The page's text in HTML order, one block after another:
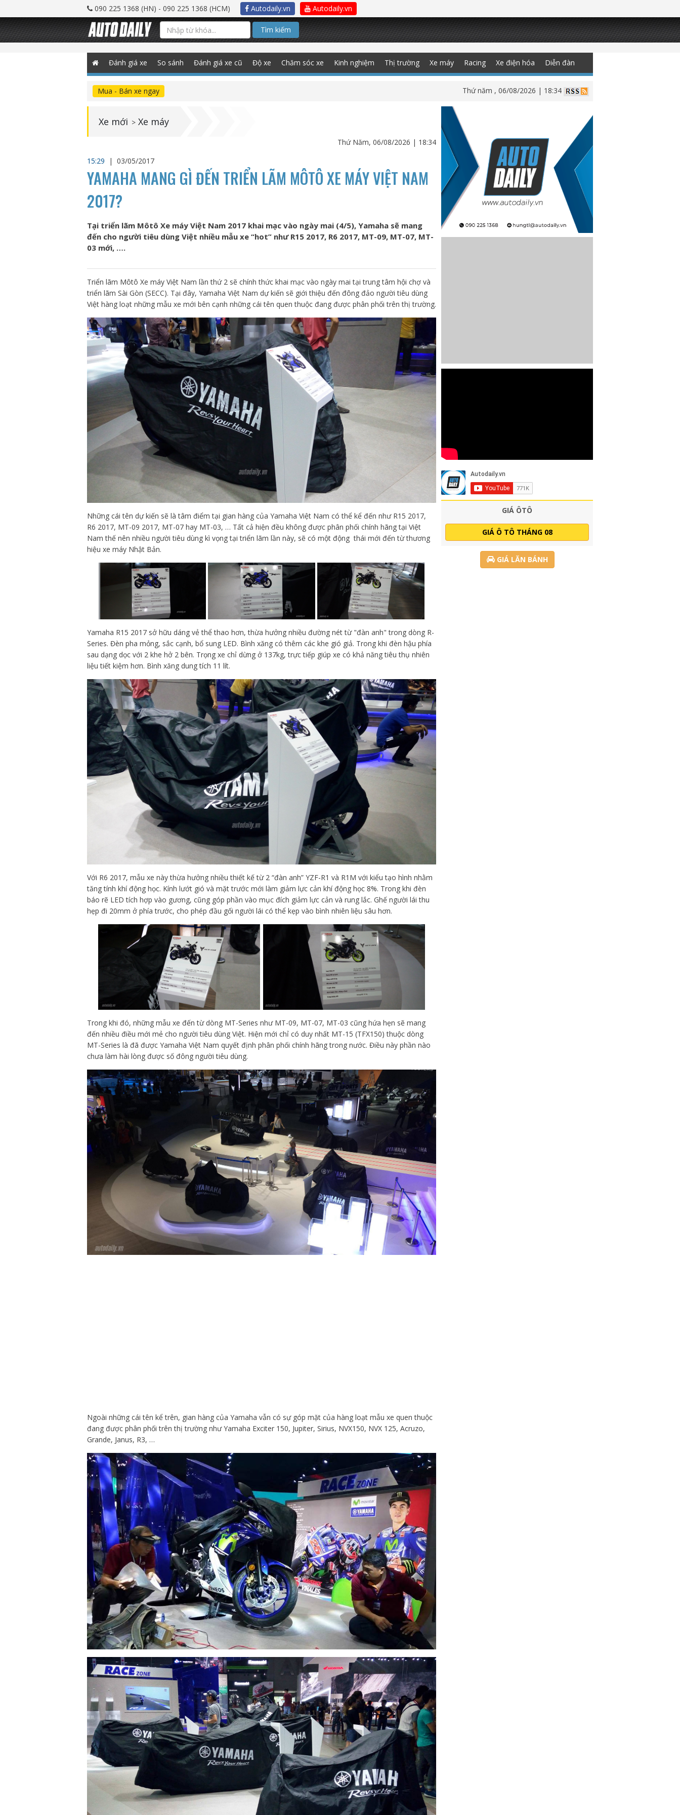
090 225 1368 (HN) - 090 225 1368 (HCM) Autodaily.vn Autodaily.vn
Tìm kiếm
Đánh giá xe So sánh Đánh giá xe cũ Độ xe Chăm sóc xe Kinh nghiệm Thị trường Xe máy Racing Xe điện hóa Diễn đàn
Mua - Bán xe ngay Thứ năm , 06/08/2026 | 18:34
Xe mới > Xe máy
Thứ Năm, 06/08/2026 | 18:34
15:29
| 03/05/2017
YAMAHA MANG GÌ ĐẾN TRIỂN LÃM MÔTÔ XE MÁY VIỆT NAM
2017?
Tại triển lãm Môtô Xe máy Việt Nam 2017 khai mạc vào ngày mai (4/5), Yamaha sẽ mang
đến cho người tiêu dùng Việt nhiều mẫu xe “hot” như R15 2017, R6 2017, MT-09, MT-07, MT-
03 mới, ….
Triển lãm Môtô Xe máy Việt Nam lần thứ 2 sẽ chính thức khai mạc vào ngày mai tại trung tâm hội chợ và
triển lãm Sài Gòn (SECC). Tại đây, Yamaha Việt Nam dự kiến sẽ giới thiệu đến đông đảo người tiêu dùng
Việt hàng loạt những mẫu xe mới bên cạnh những cái tên quen thuộc đang được phân phối trên thị trường.
Những cái tên dự kiến sẽ là tâm điểm tại gian hàng của Yamaha Việt Nam có thể kể đến như R15 2017,
R6 2017, MT-09 2017, MT-07 hay MT-03, … Tất cả hiện đều không được phân phối chính hãng tại Việt
Nam thế nên nhiều người tiêu dùng kì vọng tại triển lãm lần này, sẽ có một động thái mới đến từ thương
hiệu xe máy Nhật Bản.
Yamaha R15 2017 sở hữu dáng vẻ thể thao hơn, thừa hưởng nhiều đường nét từ "đàn anh" trong dòng R-
Series. Đèn pha mỏng, sắc cạnh, bổ sung LED. Bình xăng có thêm các khe gió giả. Trong khi đèn hậu phía
sau dạng dọc với 2 khe hở 2 bên. Trọng xe chỉ dừng ở 137kg, trực tiếp giúp xe có khả năng tiêu thụ nhiên
liệu tiết kiệm hơn. Bình xăng dung tích 11 lít.
Với R6 2017, mẫu xe này thừa hưởng nhiều thiết kế từ 2 “đàn anh” YZF-R1 và R1M với kiểu tạo hình nhằm
tăng tính khí động học. Kính lướt gió và mặt trước mới làm giảm lực cản khí động học 8%. Trong khi đèn
báo rẽ LED tích hợp vào gương, cũng góp phần vào mục đích giảm lực cản và rung lắc. Ghế người lái thu
hẹp đi 20mm ở phía trước, cho phép đầu gối người lái có thể kẹp vào bình nhiên liệu sâu hơn.
Trong khi đó, những mẫu xe đến từ dòng MT-Series như MT-09, MT-07, MT-03 cũng hứa hẹn sẽ mang
đến nhiều điều mới mẻ cho người tiêu dùng Việt. Hiện mới chỉ có duy nhất MT-15 (TFX150) thuộc dòng
MT-Series là đã được Yamaha Việt Nam quyết định phân phối chính hãng trong nước. Điều này phần nào
chưa làm hài lòng được số đông người tiêu dùng.
Ngoài những cái tên kể trên, gian hàng của Yamaha vẫn có sự góp mặt của hàng loạt mẫu xe quen thuộc
đang được phân phối trên thị trường như Yamaha Exciter 150, Jupiter, Sirius, NVX150, NVX 125, Acruzo,
Grande, Janus, R3, …
GIÁ ÔTÔ
GIÁ Ô TÔ THÁNG 08
GIÁ LĂN BÁNH